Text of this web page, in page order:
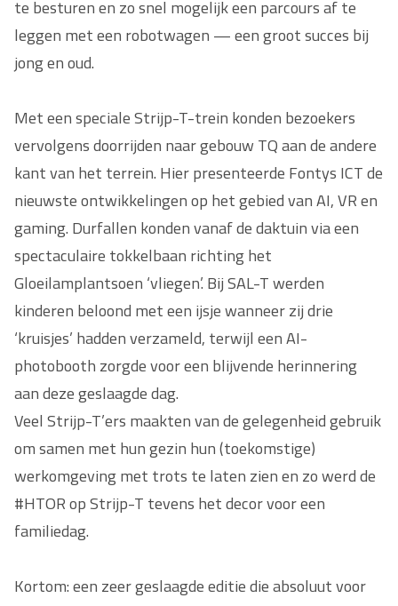
te besturen en zo snel mogelijk een parcours af te
leggen met een robotwagen — een groot succes bij
jong en oud.
Met een speciale Strijp-T-trein konden bezoekers
vervolgens doorrijden naar gebouw TQ aan de andere
kant van het terrein. Hier presenteerde Fontys ICT de
nieuwste ontwikkelingen op het gebied van AI, VR en
gaming. Durfallen konden vanaf de daktuin via een
spectaculaire tokkelbaan richting het
Gloeilamplantsoen ‘vliegen’. Bij SAL-T werden
kinderen beloond met een ijsje wanneer zij drie
‘kruisjes’ hadden verzameld, terwijl een AI-
photobooth zorgde voor een blijvende herinnering
aan deze geslaagde dag.
Veel Strijp-T’ers maakten van de gelegenheid gebruik
om samen met hun gezin hun (toekomstige)
werkomgeving met trots te laten zien en zo werd de
#HTOR op Strijp-T tevens het decor voor een
familiedag.
Kortom: een zeer geslaagde editie die absoluut voor